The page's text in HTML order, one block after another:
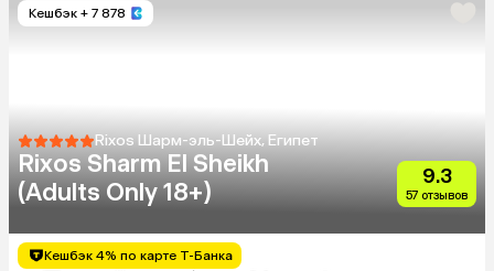
Кешбэк + 7 878
Rixos Шарм-эль-Шейх, Египет
Rixos Sharm El Sheikh
(Adults Only 18+)
9.3
57 отзывов
Кешбэк 4% по карте Т-Банка